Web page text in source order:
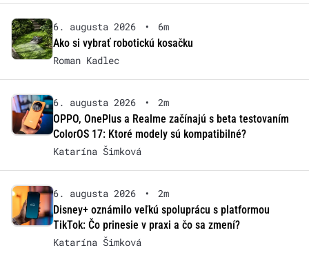
6. augusta 2026 •
6m
Ako si vybrať robotickú kosačku
Roman Kadlec
6. augusta 2026 •
2m
OPPO, OnePlus a Realme začínajú s beta testovaním
ColorOS 17: Ktoré modely sú kompatibilné?
Katarína Šimková
6. augusta 2026 •
2m
Disney+ oznámilo veľkú spoluprácu s platformou
TikTok: Čo prinesie v praxi a čo sa zmení?
Katarína Šimková